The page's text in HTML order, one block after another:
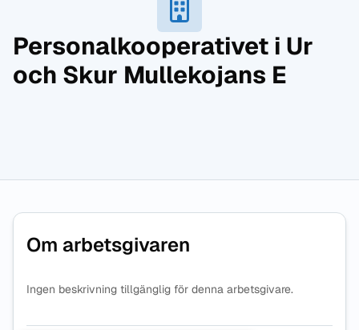
Personalkooperativet i Ur
och Skur Mullekojans E
Om arbetsgivaren
Ingen beskrivning tillgänglig för denna arbetsgivare.